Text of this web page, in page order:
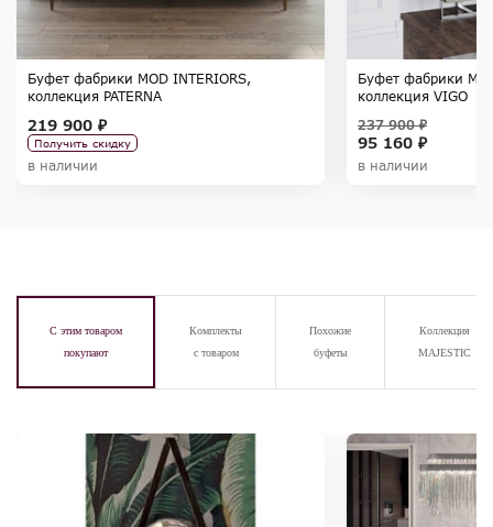
Буфет фабрики MOD INTERIORS,
коллекция PATERNA
219 900 ₽
Получить скидку
в наличии
Буфет фабрики
коллекция VIGO
95 160 ₽
237 900 ₽
в наличии
С этим товаром
покупают
Комплекты
с товаром
Похожие
буфеты
Коллекция
MAJESTIC